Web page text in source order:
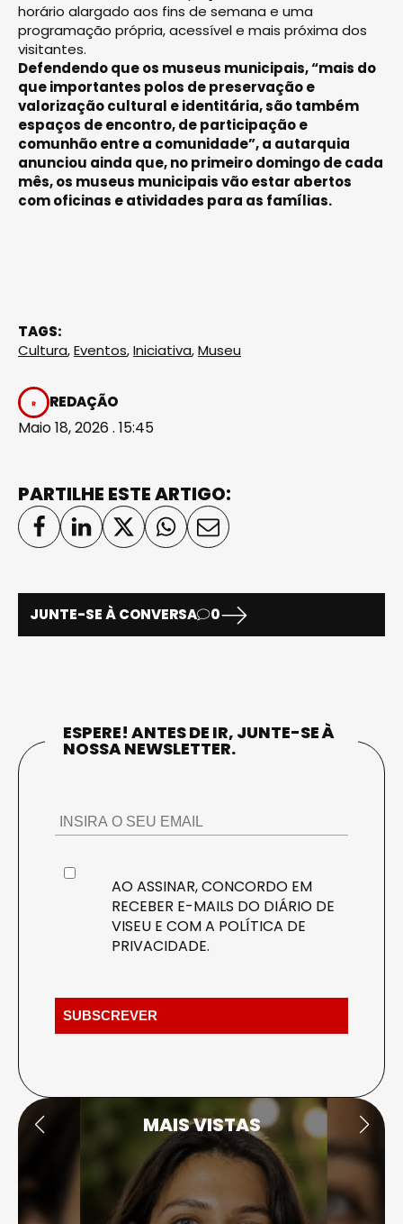
horário alargado aos fins de semana e uma
programação própria, acessível e mais próxima dos
visitantes.
Defendendo que os museus municipais, “mais do
que importantes polos de preservação e
valorização cultural e identitária, são também
espaços de encontro, de participação e
comunhão entre a comunidade”, a autarquia
anunciou ainda que, no primeiro domingo de cada
mês, os museus municipais vão estar abertos
com oficinas e atividades para as famílias.
TAGS:
Cultura,Eventos,Iniciativa,Museu
REDAÇÃO
Maio 18, 2026 . 15:45
PARTILHE ESTE ARTIGO:
JUNTE-SE À CONVERSA 0
ESPERE! ANTES DE IR, JUNTE-SE À
NOSSA NEWSLETTER.
AO ASSINAR, CONCORDO EM
RECEBER E-MAILS DO DIÁRIO DE
VISEU E COM A POLÍTICA DE
PRIVACIDADE.
MAIS VISTAS